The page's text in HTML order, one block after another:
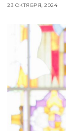
23 ОКТЯБРЯ, 2024